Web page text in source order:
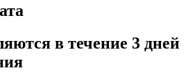
в течение 3 дней